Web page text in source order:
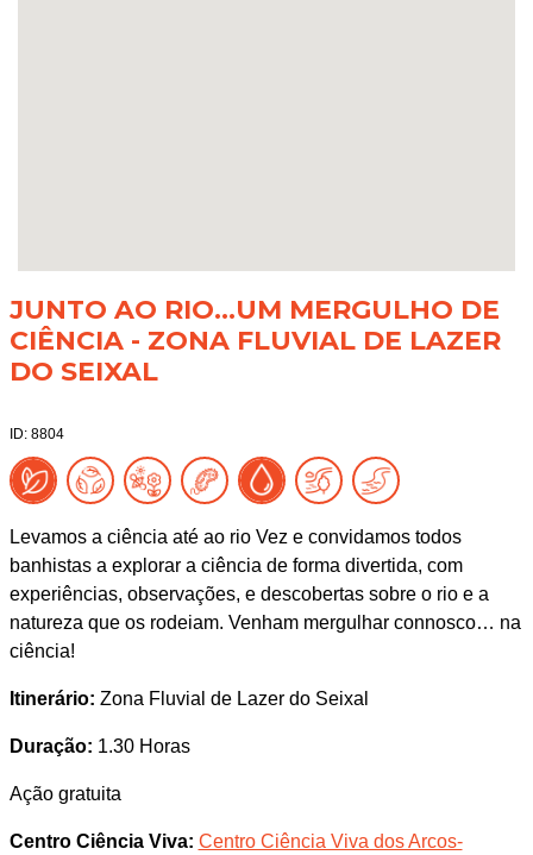
JUNTO AO RIO...UM MERGULHO DE
CIÊNCIA - ZONA FLUVIAL DE LAZER
DO SEIXAL
ID: 8804
Levamos a ciência até ao rio Vez e convidamos todos
banhistas a explorar a ciência de forma divertida, com
experiências, observações, e descobertas sobre o rio e a
natureza que os rodeiam. Venham mergulhar connosco… na
ciência!
Itinerário: Zona Fluvial de Lazer do Seixal
Duração: 1.30 Horas
Ação gratuita
Centro Ciência Viva: Centro Ciência Viva dos Arcos-